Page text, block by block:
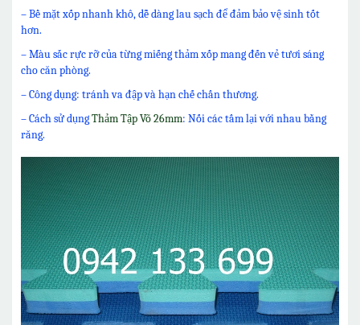
– Bề mặt xốp nhanh khô, dễ dàng lau sạch để đảm bảo vệ sinh tốt
hơn.
– Màu sắc rực rỡ của từng miếng thảm xốp mang đến vẻ tươi sáng
cho căn phòng.
– Công dụng: tránh va đập và hạn chế chấn thương.
– Cách sử dụngThảm Tập Võ 26mm: Nối các tấm lại với nhau bằng
răng.